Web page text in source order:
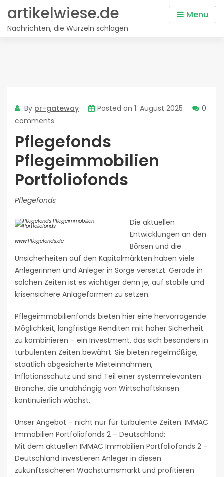
content
artikelwiese.de
Nachrichten, die Wurzeln schlagen
Menu
By pr-gateway Posted on 1. August 2025
0
comments
Pflegefonds
Pflegeimmobilien
Portfoliofonds
Pflegefonds
www.Pflegefonds.de
Die aktuellen
Entwicklungen an den
Börsen und die
Unsicherheiten auf den Kapitalmärkten haben viele
Anlegerinnen und Anleger in Sorge versetzt. Gerade in
solchen Zeiten ist es wichtiger denn je, auf stabile und
krisensichere Anlageformen zu setzen.
Pflegeimmobilienfonds bieten hier eine hervorragende
Möglichkeit, langfristige Renditen mit hoher Sicherheit
zu kombinieren – ein Investment, das sich besonders in
turbulenten Zeiten bewährt. Sie bieten regelmäßige,
staatlich abgesicherte Mieteinnahmen,
Inflationsschutz und sind Teil einer systemrelevanten
Branche, die unabhängig von Wirtschaftskrisen
kontinuierlich wächst.
Unser Angebot – nicht nur für turbulente Zeiten: IMMAC
Immobilien Portfoliofonds 2 – Deutschland:
Mit dem aktuellen IMMAC Immobilien Portfoliofonds 2 –
Deutschland investieren Anleger in diesen
zukunftssicheren Wachstumsmarkt und profitieren